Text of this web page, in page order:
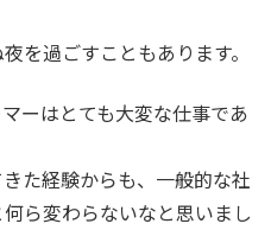
を過ごすこともあります。
ーはとても大変な仕事であ
た経験からも、一般的な社
ら変わらないなと思いまし